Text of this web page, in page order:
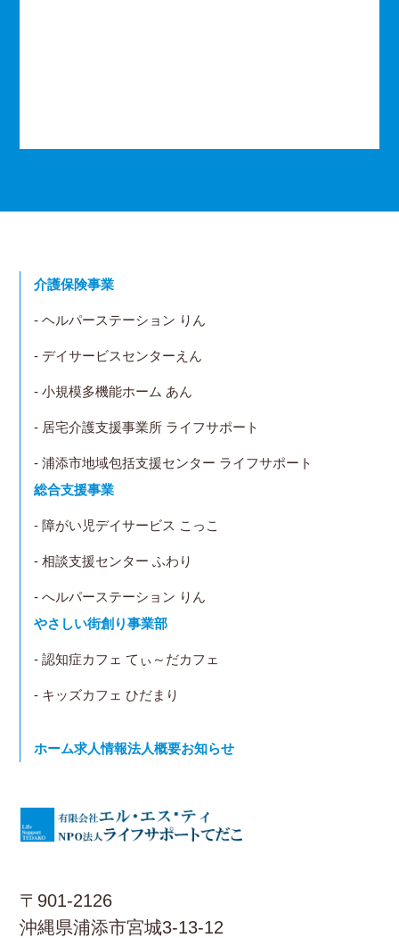
〒901-2126
沖縄県浦添市宮城3-13-12
介護保険事業
- ヘルパーステーション りん
- デイサービスセンターえん
- 小規模多機能ホーム あん
- 居宅介護支援事業所 ライフサポート
- 浦添市地域包括支援センター ライフサポート
総合支援事業
- 障がい児デイサービス こっこ
- 相談支援センター ふわり
- へルパーステーション りん
やさしい街創り事業部
- 認知症カフェ てぃ～だカフェ
- キッズカフェ ひだまり
ホーム求人情報法人概要お知らせ